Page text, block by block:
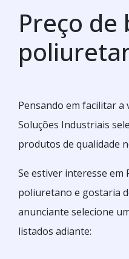
Preço de
Pensando em facilitar a
Soluções Industriais
produtos de qualidade
Se estiver interesse em
poliuretano e gostaria
anunciante selecione
listados adiante: